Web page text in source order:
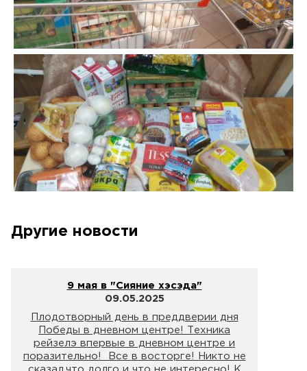
Другие новости
9 мая в "Сияние хэсэда"
09.05.2025
Плодотворный день в преддверии дня
Победы в дневном центре! Техника
рейзелэ впервые в дневном центре и
поразительно! Все в восторге! Никто не
сказал,что долго и что не интересно! К